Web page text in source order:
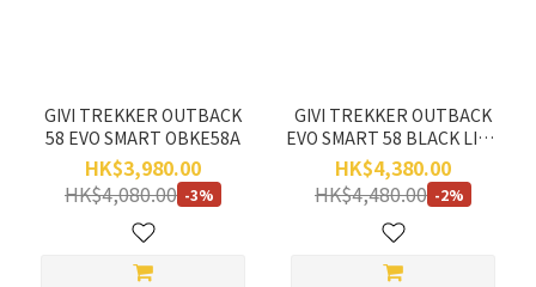
(5)
SHAD
(2)
GIVI TREKKER OUTBACK
58 EVO SMART OBKE58A
HK$3,980.00
HK$4,080.00 -3%
GIVI TREKKER OUTBACK
EVO SMART 58 BLACK LINE
OBKE58B
HK$4,380.00
HK$4,480.00 -2%